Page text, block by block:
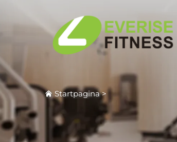
Startpagina>